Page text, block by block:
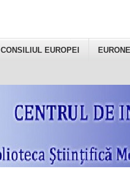
CONSILIUL EUROPEI